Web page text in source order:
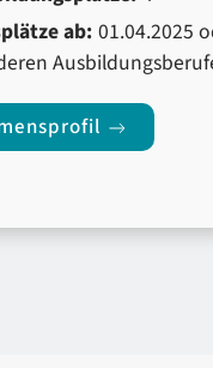
ab: 01.04.2025